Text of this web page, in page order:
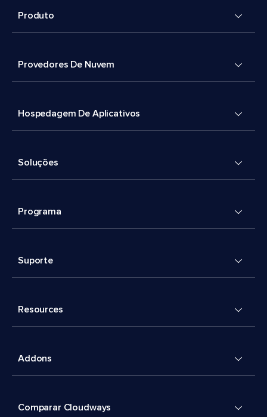
Produto
Provedores De Nuvem
Hospedagem De Aplicativos
Soluções
Programa
Suporte
Resources
Addons
Comparar Cloudways